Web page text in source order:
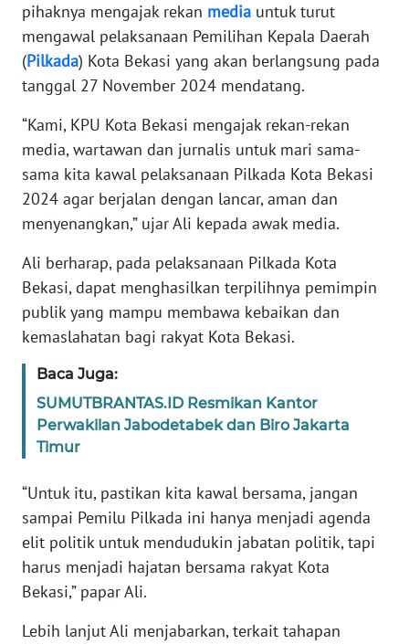
pihaknya mengajak rekan media untuk turut
mengawal pelaksanaan Pemilihan Kepala Daerah
(Pilkada) Kota Bekasi yang akan berlangsung pada
tanggal 27 November 2024 mendatang.
“Kami, KPU Kota Bekasi mengajak rekan-rekan
media, wartawan dan jurnalis untuk mari sama-
sama kita kawal pelaksanaan Pilkada Kota Bekasi
2024 agar berjalan dengan lancar, aman dan
menyenangkan,” ujar Ali kepada awak media.
Ali berharap, pada pelaksanaan Pilkada Kota
Bekasi, dapat menghasilkan terpilihnya pemimpin
publik yang mampu membawa kebaikan dan
kemaslahatan bagi rakyat Kota Bekasi.
Baca Juga:
SUMUTBRANTAS.ID Resmikan Kantor
Perwakilan Jabodetabek dan Biro Jakarta
Timur
“Untuk itu, pastikan kita kawal bersama, jangan
sampai Pemilu Pilkada ini hanya menjadi agenda
elit politik untuk mendudukin jabatan politik, tapi
harus menjadi hajatan bersama rakyat Kota
Bekasi,” papar Ali.
Lebih lanjut Ali menjabarkan, terkait tahapan
BARAT
WN
RIAU
WN
SERAMBI
WN
JAMBI
WN
SULTRA
WN
WN
SULTENG
SULBAR
WN
SUMBAR